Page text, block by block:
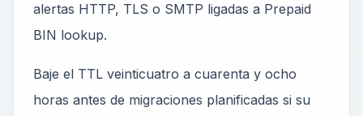
alertas HTTP, TLS o SMTP ligadas a Prepaid
BIN lookup.
Baje el TTL veinticuatro a cuarenta y ocho
horas antes de migraciones planificadas si su